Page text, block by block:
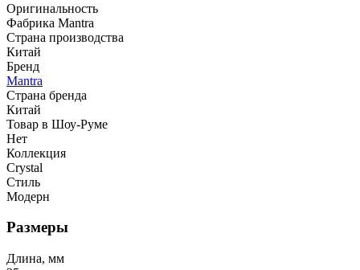
Оригинальность
Фабрика Mantra
Страна производства
Китай
Бренд
Mantra
Страна бренда
Китай
Товар в Шоу-Руме
Нет
Коллекция
Crystal
Стиль
Модерн
Размеры
Длина, мм